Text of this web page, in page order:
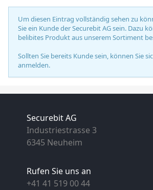
Um diesen Eintrag vollständig sehen zu
Sie ein Kunde der Securebit AG sein. Dazu
belibites Produkt aus unserem Sortiment
Sollten Sie bereits Kunde sein, können Sie
anmelden.
Securebit AG
Industriestrasse 3
6345 Neuheim
Rufen Sie uns an
+41 41 519 00 44